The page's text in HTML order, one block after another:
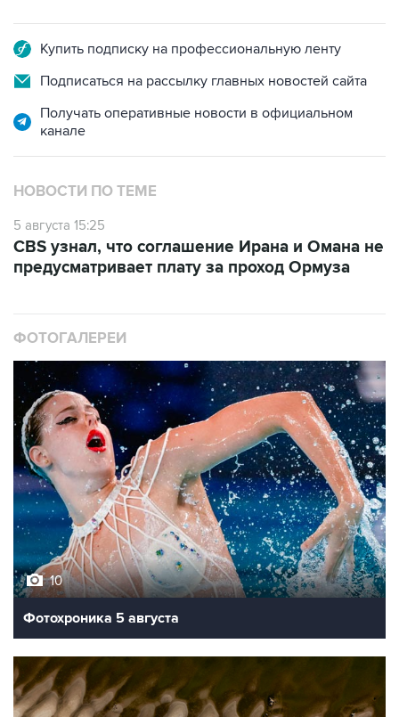
Купить подписку на профессиональную ленту
Подписаться на рассылку главных новостей сайта
Получать оперативные новости в официальном
канале
НОВОСТИ ПО ТЕМЕ
5 августа 15:25
CBS узнал, что соглашение Ирана и Омана не
предусматривает плату за проход Ормуза
ФОТОГАЛЕРЕИ
10
Фотохроника 5 августа